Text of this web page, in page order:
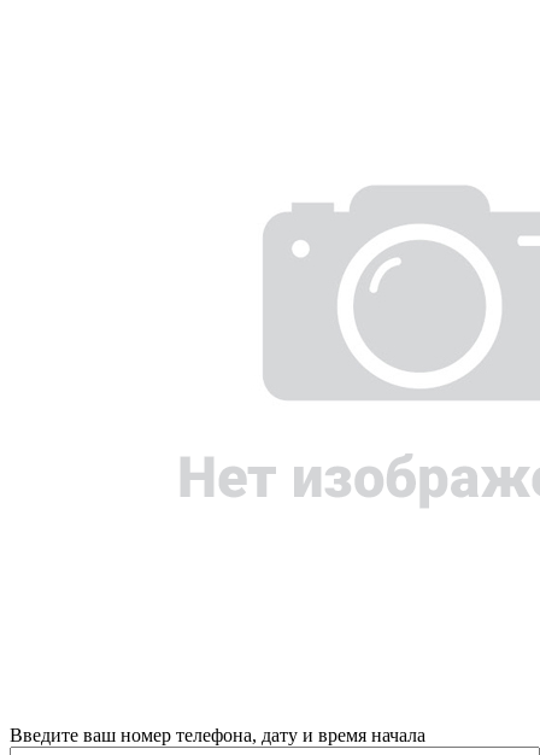
Введите ваш номер телефона, дату и время начала